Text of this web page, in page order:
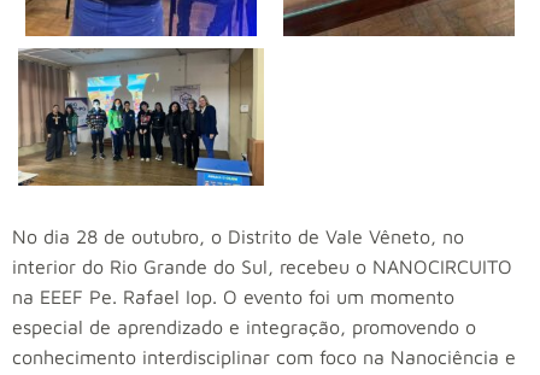
No dia 28 de outubro, o Distrito de Vale Vêneto, no
interior do Rio Grande do Sul, recebeu o NANOCIRCUITO
na EEEF Pe. Rafael Iop. O evento foi um momento
especial de aprendizado e integração, promovendo o
conhecimento interdisciplinar com foco na Nanociência e